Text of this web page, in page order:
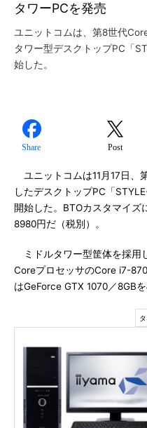
タワーPCを発売
ユニットコムは、第8世代
タワー型デスクトップPC「
始した。
Share Post
ユニットコムは11月17日、
したデスクトップPC「
開始した。BTOカスタマイズ
8980円だ（税別）。
ミドルタワー型筐体を採用
CoreプロセッサのCore i7-
はGeForce GTX 1070／8GBを